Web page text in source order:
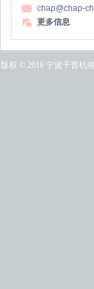
chap@chap-
更多信息
版权 © 2016 宁波千普机